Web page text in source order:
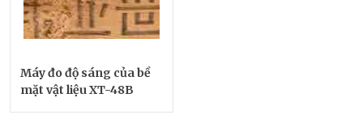
Máy đo độ sáng của bề
mặt vật liệu XT-48B